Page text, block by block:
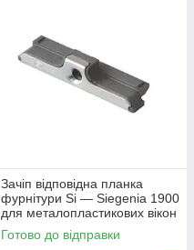
Зачіп відповідна планка
фурнітури Si — Siegenia 1900
для металопластикових вікон
13-система фурнітури для
Rehau
Готово до відправки